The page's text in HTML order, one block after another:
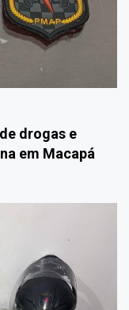
drogas e
em Macapá